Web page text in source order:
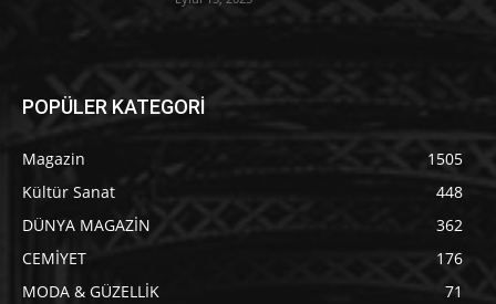
POPÜLER KATEGORİ
Magazin
1505
Kültür Sanat
448
DÜNYA MAGAZİN
362
CEMİYET
176
MODA & GÜZELLİK
71